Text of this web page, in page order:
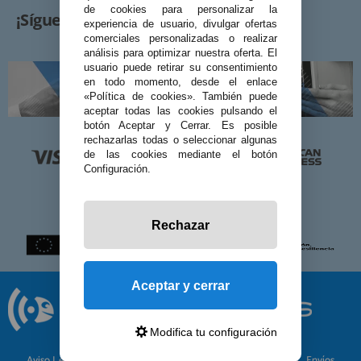
¡Síguenos!
© 2026 Preciosadictos.com
de cookies para personalizar la
experiencia de usuario, divulgar ofertas
comerciales personalizadas o realizar
análisis para optimizar nuestra oferta. El
usuario puede retirar su consentimiento
en todo momento, desde el enlace
«Política de cookies». También puede
aceptar todas las cookies pulsando el
botón Aceptar y Cerrar. Es posible
rechazarlas todas o seleccionar algunas
de las cookies mediante el botón
Configuración.
Rechazar
Aceptar y cerrar
Modifica tu configuración